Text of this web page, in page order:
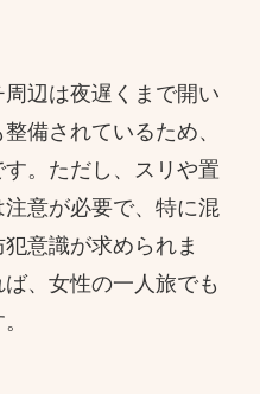
辺は夜遅くまで開い
備されているため、
。ただし、スリや置
意が必要で、特に混
意識が求められま
、女性の一人旅でも